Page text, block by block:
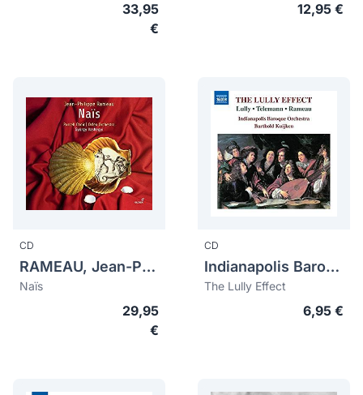
33,95
€
12,95 €
CD
RAMEAU, Jean-Philippe (1683-1764)
Naïs
29,95
€
CD
Indianapolis Baroque Orchestra
The Lully Effect
6,95 €